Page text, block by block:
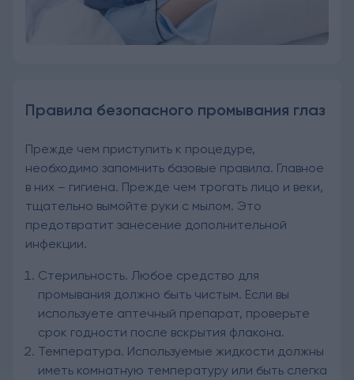
Правила безопасного промывания глаз
Прежде чем приступить к процедуре,
необходимо запомнить базовые правила. Главное
в них – гигиена. Прежде чем трогать лицо и веки,
тщательно вымойте руки с мылом. Это
предотвратит занесение дополнительной
инфекции.
Стерильность. Любое средство для
промывания должно быть чистым. Если вы
используете аптечный препарат, проверьте
срок годности после вскрытия флакона.
Температура. Используемые жидкости должны
иметь комнатную температуру или быть слегка